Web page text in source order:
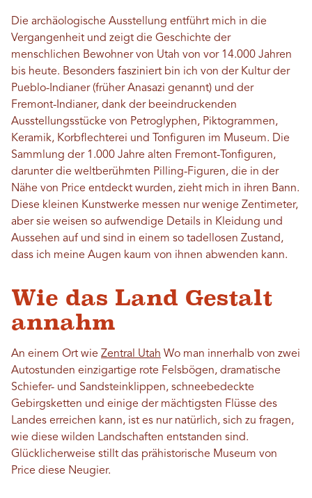
Die archäologische Ausstellung entführt mich in die
Vergangenheit und zeigt die Geschichte der
menschlichen Bewohner von Utah von vor 14.000 Jahren
bis heute. Besonders fasziniert bin ich von der Kultur der
Pueblo-Indianer (früher Anasazi genannt) und der
Fremont-Indianer, dank der beeindruckenden
Ausstellungsstücke von Petroglyphen, Piktogrammen,
Keramik, Korbflechterei und Tonfiguren im Museum. Die
Sammlung der 1.000 Jahre alten Fremont-Tonfiguren,
darunter die weltberühmten Pilling-Figuren, die in der
Nähe von Price entdeckt wurden, zieht mich in ihren Bann.
Diese kleinen Kunstwerke messen nur wenige Zentimeter,
aber sie weisen so aufwendige Details in Kleidung und
Aussehen auf und sind in einem so tadellosen Zustand,
dass ich meine Augen kaum von ihnen abwenden kann.
Wie das Land Gestalt
annahm
An einem Ort wie Zentral Utah Wo man innerhalb von zwei
Autostunden einzigartige rote Felsbögen, dramatische
Schiefer- und Sandsteinklippen, schneebedeckte
Gebirgsketten und einige der mächtigsten Flüsse des
Landes erreichen kann, ist es nur natürlich, sich zu fragen,
wie diese wilden Landschaften entstanden sind.
Glücklicherweise stillt das prähistorische Museum von
Price diese Neugier.